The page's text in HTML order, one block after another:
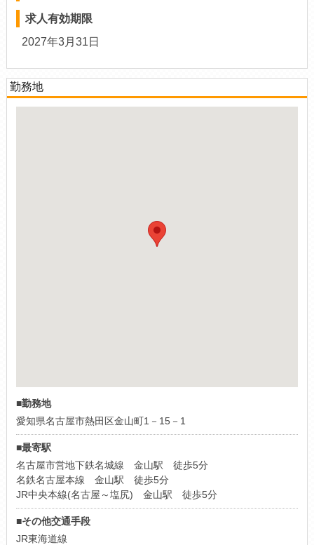
求人有効期限
2027年3月31日
勤務地
■勤務地
愛知県名古屋市熱田区金山町1－15－1
■最寄駅
名古屋市営地下鉄名城線 金山駅 徒歩5分
名鉄名古屋本線 金山駅 徒歩5分
JR中央本線(名古屋～塩尻) 金山駅 徒歩5分
■その他交通手段
JR東海道線